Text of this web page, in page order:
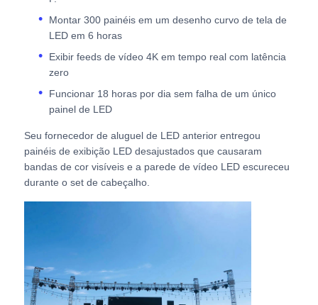
Ecrã LED SMD
Painel de exibição LED exterior
Montar 300 painéis em um desenho curvo de tela de
LED em 6 horas
Exibir feeds de vídeo 4K em tempo real com latência
zero
Funcionar 18 horas por dia sem falha de um único
painel de LED
Seu fornecedor de aluguel de LED anterior entregou
painéis de exibição LED desajustados que causaram
bandas de cor visíveis e a parede de vídeo LED escureceu
durante o set de cabeçalho.